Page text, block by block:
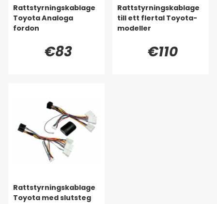
Rattstyrningskablage
Toyota Analoga
fordon
€83
Rattstyrningskablage
till ett flertal Toyota-
modeller
€110
Rattstyrningskablage
Toyota med slutsteg